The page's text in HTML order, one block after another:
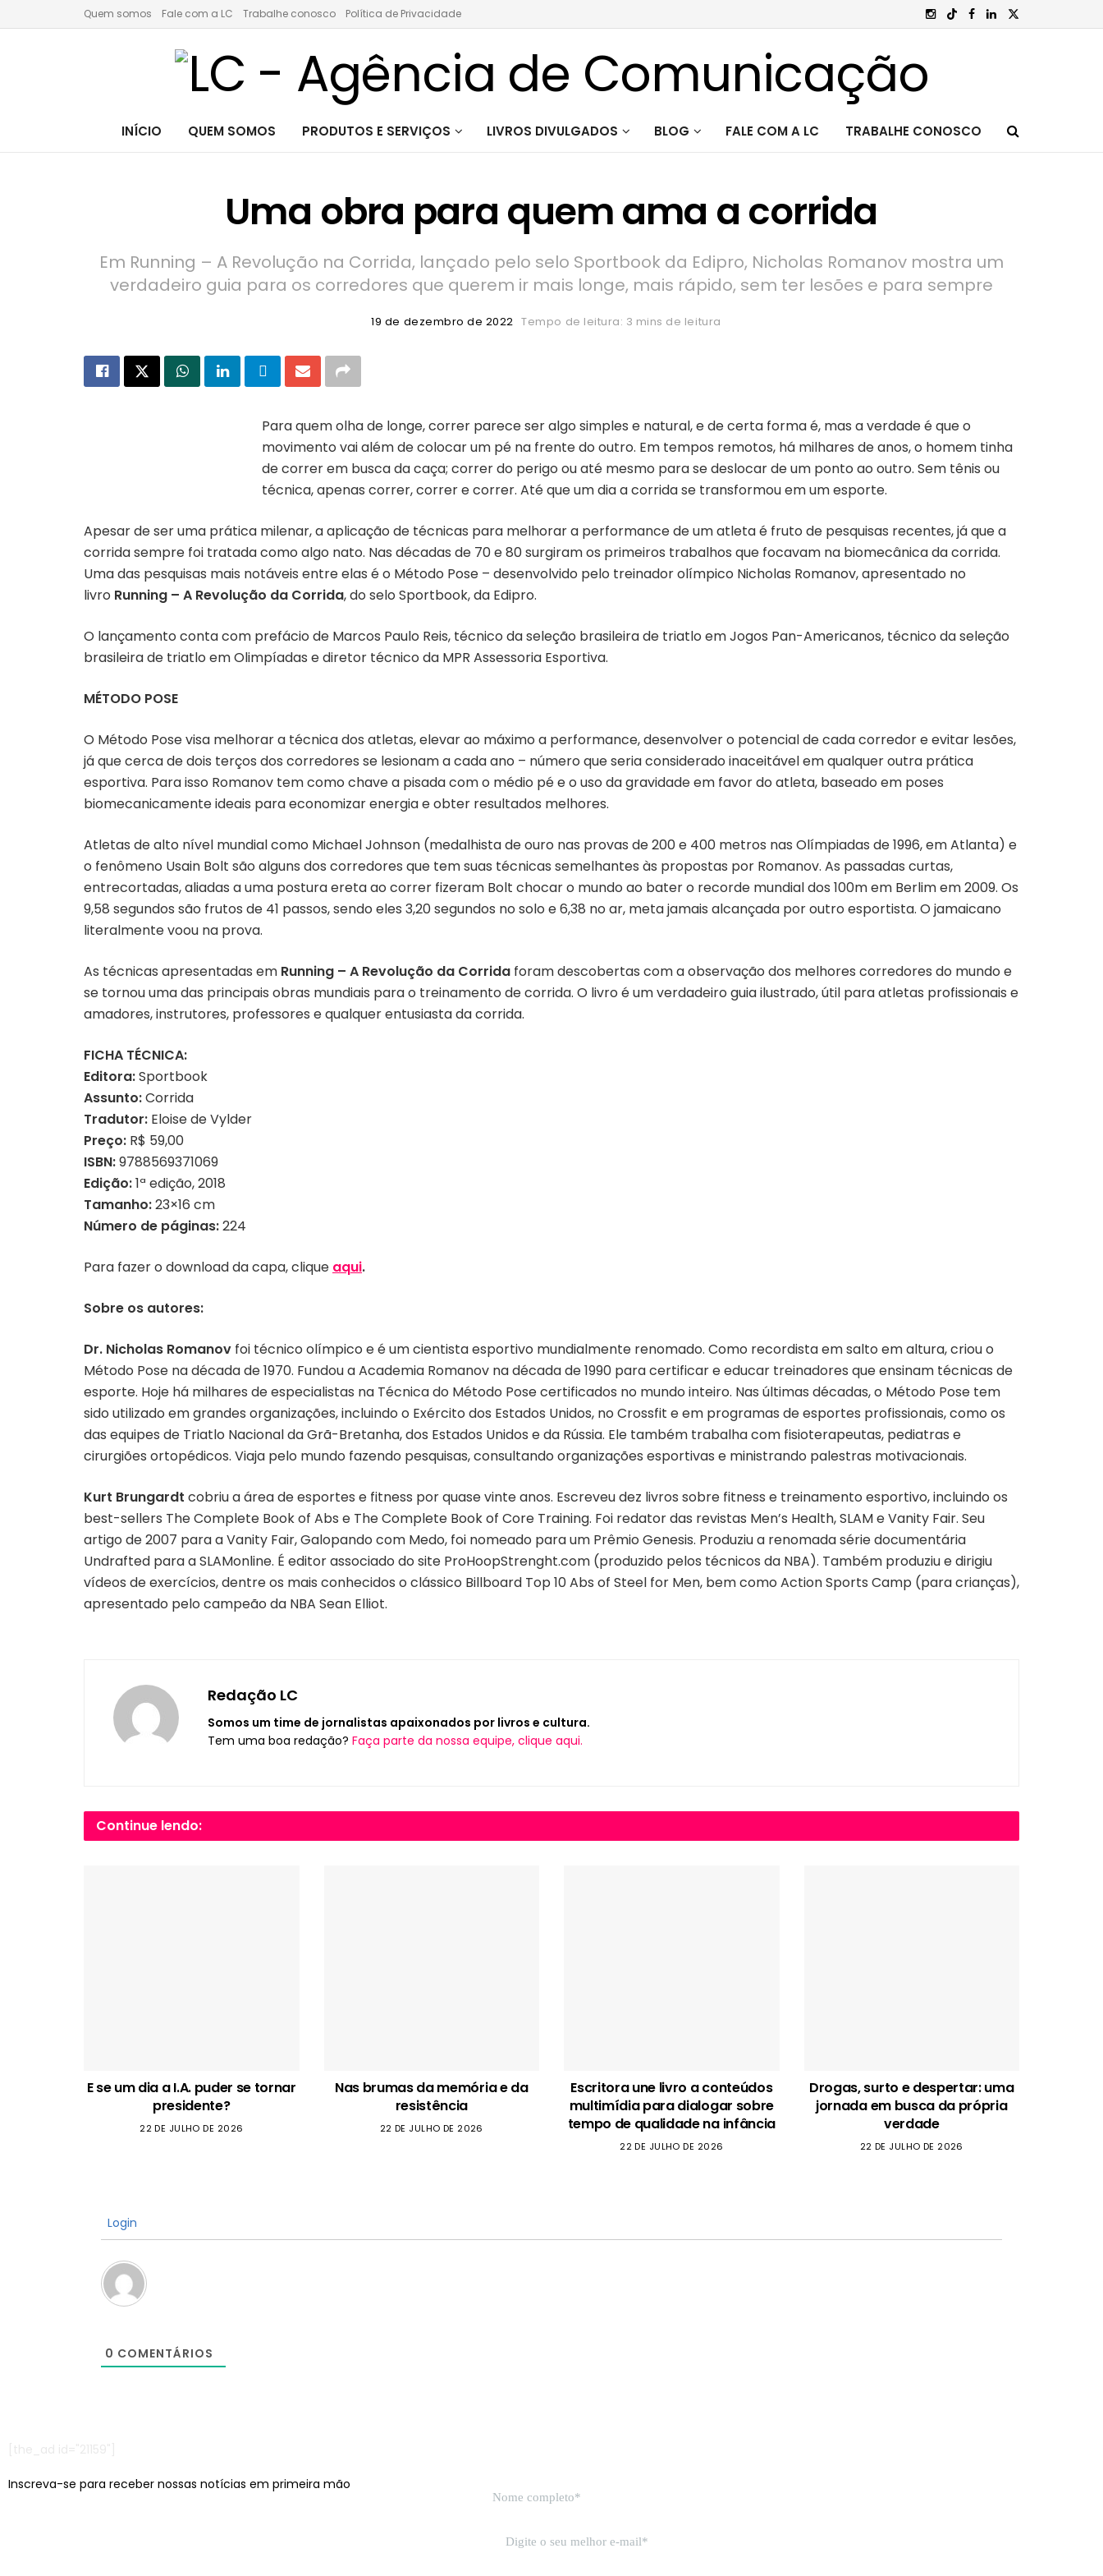
Quem somos Fale com a LC Trabalhe conosco Política de Privacidade
INÍCIO QUEM SOMOS PRODUTOS E SERVIÇOS LIVROS DIVULGADOS BLOG FALE COM A LC TRABALHE CONOSCO
Uma obra para quem ama a corrida
Em Running – A Revolução na Corrida, lançado pelo selo Sportbook da Edipro, Nicholas Romanov mostra um
verdadeiro guia para os corredores que querem ir mais longe, mais rápido, sem ter lesões e para sempre
19 de dezembro de 2022 Tempo de leitura: 3 mins de leitura
Para quem olha de longe, correr parece ser algo simples e natural, e de certa forma é, mas a verdade é que o
movimento vai além de colocar um pé na frente do outro. Em tempos remotos, há milhares de anos, o homem tinha
de correr em busca da caça; correr do perigo ou até mesmo para se deslocar de um ponto ao outro. Sem tênis ou
técnica, apenas correr, correr e correr. Até que um dia a corrida se transformou em um esporte.
Apesar de ser uma prática milenar, a aplicação de técnicas para melhorar a performance de um atleta é fruto de pesquisas recentes, já que a
corrida sempre foi tratada como algo nato. Nas décadas de 70 e 80 surgiram os primeiros trabalhos que focavam na biomecânica da corrida.
Uma das pesquisas mais notáveis entre elas é o Método Pose – desenvolvido pelo treinador olímpico Nicholas Romanov, apresentado no
livro Running – A Revolução da Corrida, do selo Sportbook, da Edipro.
O lançamento conta com prefácio de Marcos Paulo Reis, técnico da seleção brasileira de triatlo em Jogos Pan-Americanos, técnico da seleção
brasileira de triatlo em Olimpíadas e diretor técnico da MPR Assessoria Esportiva.
MÉTODO POSE
O Método Pose visa melhorar a técnica dos atletas, elevar ao máximo a performance, desenvolver o potencial de cada corredor e evitar lesões,
já que cerca de dois terços dos corredores se lesionam a cada ano – número que seria considerado inaceitável em qualquer outra prática
esportiva. Para isso Romanov tem como chave a pisada com o médio pé e o uso da gravidade em favor do atleta, baseado em poses
biomecanicamente ideais para economizar energia e obter resultados melhores.
Atletas de alto nível mundial como Michael Johnson (medalhista de ouro nas provas de 200 e 400 metros nas Olímpiadas de 1996, em Atlanta) e
o fenômeno Usain Bolt são alguns dos corredores que tem suas técnicas semelhantes às propostas por Romanov. As passadas curtas,
entrecortadas, aliadas a uma postura ereta ao correr fizeram Bolt chocar o mundo ao bater o recorde mundial dos 100m em Berlim em 2009. Os
9,58 segundos são frutos de 41 passos, sendo eles 3,20 segundos no solo e 6,38 no ar, meta jamais alcançada por outro esportista. O jamaicano
literalmente voou na prova.
As técnicas apresentadas em Running – A Revolução da Corrida foram descobertas com a observação dos melhores corredores do mundo e
se tornou uma das principais obras mundiais para o treinamento de corrida. O livro é um verdadeiro guia ilustrado, útil para atletas profissionais e
amadores, instrutores, professores e qualquer entusiasta da corrida.
FICHA TÉCNICA:
Editora:Sportbook
Assunto:Corrida
Tradutor: Eloise de Vylder
Preço: R$ 59,00
ISBN:9788569371069
Edição:1ª edição, 2018
Tamanho:23×16 cm
Número de páginas:224
Para fazer o download da capa, clique aqui.
Sobre os autores:
Dr. Nicholas Romanov foi técnico olímpico e é um cientista esportivo mundialmente renomado. Como recordista em salto em altura, criou o
Método Pose na década de 1970. Fundou a Academia Romanov na década de 1990 para certificar e educar treinadores que ensinam técnicas de
esporte. Hoje há milhares de especialistas na Técnica do Método Pose certificados no mundo inteiro. Nas últimas décadas, o Método Pose tem
sido utilizado em grandes organizações, incluindo o Exército dos Estados Unidos, no Crossfit e em programas de esportes profissionais, como os
das equipes de Triatlo Nacional da Grã-Bretanha, dos Estados Unidos e da Rússia. Ele também trabalha com fisioterapeutas, pediatras e
cirurgiões ortopédicos. Viaja pelo mundo fazendo pesquisas, consultando organizações esportivas e ministrando palestras motivacionais.
Kurt Brungardt cobriu a área de esportes e fitness por quase vinte anos. Escreveu dez livros sobre fitness e treinamento esportivo, incluindo os
best-sellers The Complete Book of Abs e The Complete Book of Core Training. Foi redator das revistas Men’s Health, SLAM e Vanity Fair. Seu
artigo de 2007 para a Vanity Fair, Galopando com Medo, foi nomeado para um Prêmio Genesis. Produziu a renomada série documentária
Undrafted para a SLAMonline. É editor associado do site ProHoopStrenght.com (produzido pelos técnicos da NBA). Também produziu e dirigiu
vídeos de exercícios, dentre os mais conhecidos o clássico Billboard Top 10 Abs of Steel for Men, bem como Action Sports Camp (para crianças),
apresentado pelo campeão da NBA Sean Elliot.
Redação LC
Somos um time de jornalistas apaixonados por livros e cultura.
Tem uma boa redação? Faça parte da nossa equipe, clique aqui.
Continue lendo:
E se um dia a I.A. puder se tornar
presidente?
22 DE JULHO DE 2026
Nas brumas da memória e da
resistência
22 DE JULHO DE 2026
Escritora une livro a conteúdos
multimídia para dialogar sobre
tempo de qualidade na infância
22 DE JULHO DE 2026
Drogas, surto e despertar: uma
jornada em busca da própria
verdade
22 DE JULHO DE 2026
Login
0 COMENTÁRIOS
Inscreva-se para receber nossas notícias em primeira mão